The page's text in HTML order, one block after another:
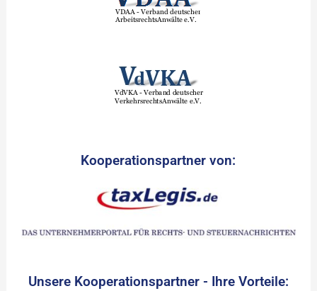
Kooperationspartner von:
Unsere Kooperationspartner - Ihre Vorteile: